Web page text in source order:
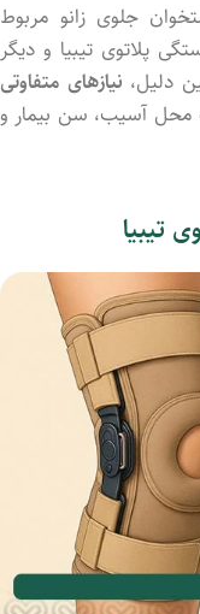
جلوی زانو مربوط
پلاتوی تیبیا و دیگر
دلیل، نیازهای متفاوتی
محل آسیب، سن بیمار و
تیبیا